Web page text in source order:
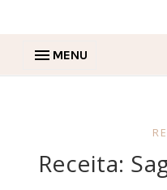
MENU
Receita: